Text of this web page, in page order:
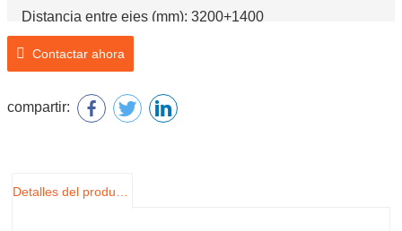
Distancia entre ejes (mm): 3200+1400
Contactar ahora
compartir: